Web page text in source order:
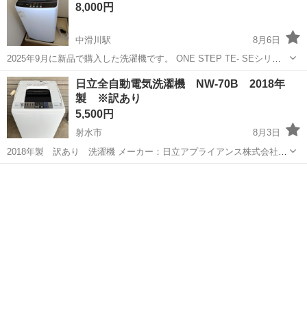
8,000円
中滑川駅
8月6日
2025年9月に新品で購入した洗濯機です。 ONE STEP TE- SEシリー
ズ 5.5kg 2025年製 一人暮らし向き、コンパクトな縦型です。 取扱
説明書あります。 防振かさ上げ台4個付き 【購入時価格】18,980円...
富山 滑川市 中滑川駅 生活家電
日立全自動電気洗濯機 NW-70B 2018年
製 ※訳あり
5,500円
射水市
8月3日
2018年製 訳あり 洗濯機 メーカー：日立アプライアンス株式会社
型番：NW-70B 状態：くず取りネット、右下脚なし カラー：ホワイト